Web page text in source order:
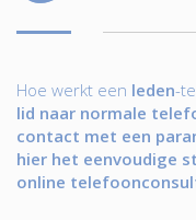
Hoe werkt een leden-
lid naar normale
contact met een
hier het eenvoudige
online